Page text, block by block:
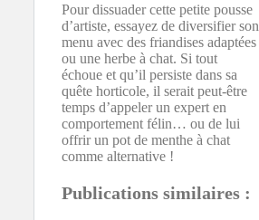
Pour dissuader cette petite pousse
d’artiste, essayez de diversifier son
menu avec des friandises adaptées
ou une herbe à chat. Si tout
échoue et qu’il persiste dans sa
quête horticole, il serait peut-être
temps d’appeler un expert en
comportement félin… ou de lui
offrir un pot de menthe à chat
comme alternative !
Publications similaires :